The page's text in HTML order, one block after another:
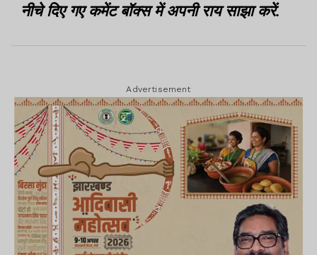
नीचे दिए गए कमेंट बॉक्स में अपनी राय साझा करें.
Advertisement